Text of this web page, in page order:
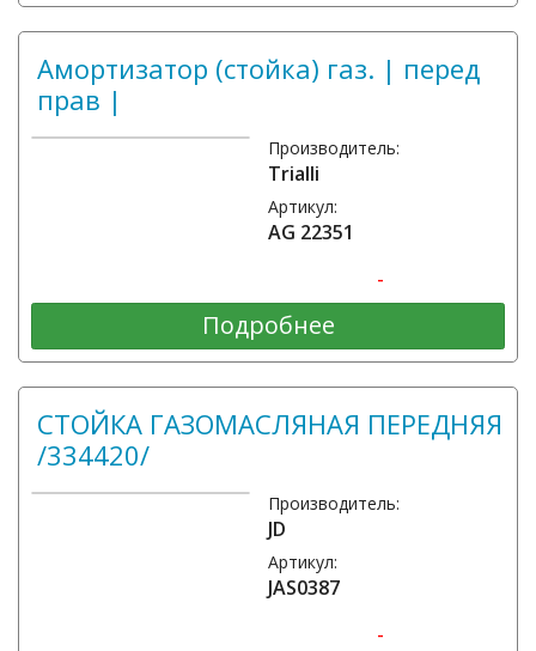
Амортизатор (стойка) газ. | перед
прав |
Производитель:
Trialli
Артикул:
AG 22351
-
Подробнее
СТОЙКА ГАЗОМАСЛЯНАЯ ПЕРЕДНЯЯ
/334420/
Производитель:
JD
Артикул:
JAS0387
-